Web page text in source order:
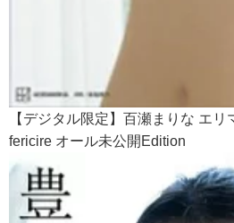
【デジタル限定】百瀬まりな エ
fericire オール未公開Edition